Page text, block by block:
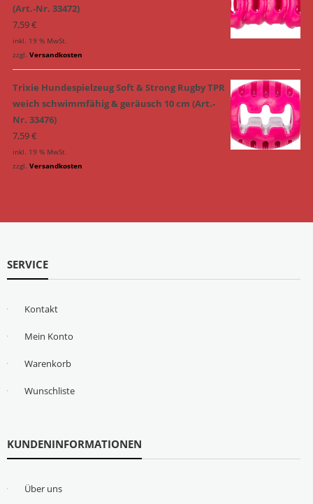
(Art.-Nr. 33472)
7,59€
inkl. 19 % MwSt.
zzgl. Versandkosten
Trixie Hundespielzeug Soft & Strong Rugby TPR
weich schwimmfähig & geräusch 10 cm (Art.-
Nr. 33476)
7,59€
inkl. 19 % MwSt.
zzgl. Versandkosten
SERVICE
Kontakt
Mein Konto
Warenkorb
Wunschliste
KUNDENINFORMATIONEN
Über uns